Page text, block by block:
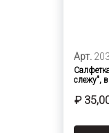
Арт.
слежу",
₽